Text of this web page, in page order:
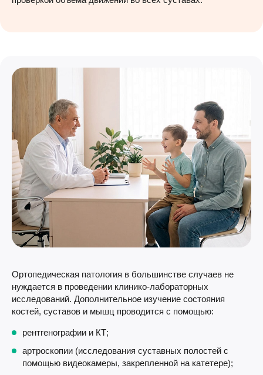
Ортопедическая патология в большинстве случаев не
нуждается в проведении клинико-лабораторных
исследований. Дополнительное изучение состояния
костей, суставов и мышц проводится с помощью:
рентгенографии и КТ;
артроскопии (исследования суставных полостей с
помощью видеокамеры, закрепленной на катетере);